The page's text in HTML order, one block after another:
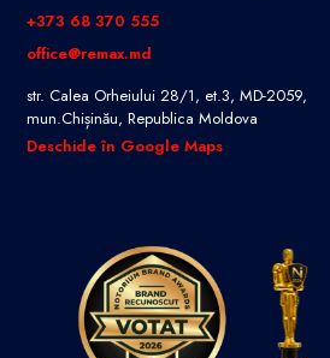
+373 68 370 555
office@remax.md
str. Calea Orheiului 28/1, et.3, MD-2059,
mun.Chișinău, Republica Moldova
Deschide în Google Maps